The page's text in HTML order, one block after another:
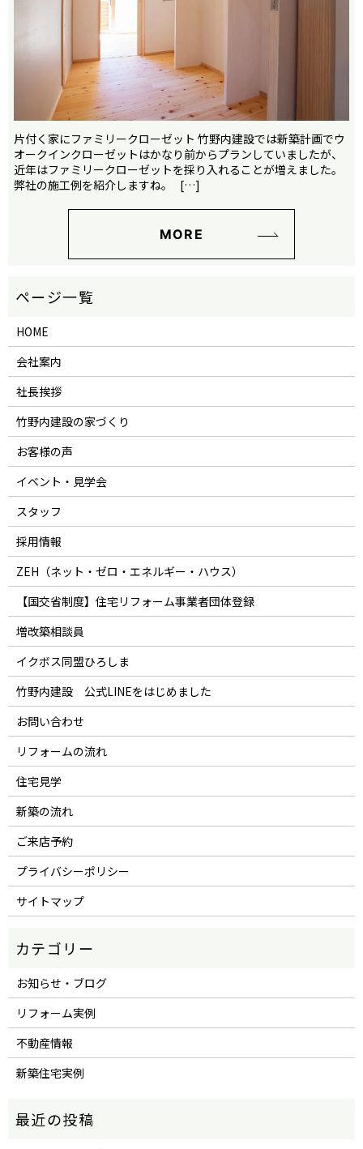
片付く家にファミリークローゼット 竹野内建設では新築計画でウ
オークインクローゼットはかなり前からプランしていましたが、
近年はファミリークローゼットを採り入れることが増えました。
弊社の施工例を紹介しますね。 […]
MORE
HOME
会社案内
社長挨拶
竹野内建設の家づくり
お客様の声
イベント・見学会
スタッフ
採用情報
ZEH（ネット・ゼロ・エネルギー・ハウス）
【国交省制度】住宅リフォーム事業者団体登録
増改築相談員
イクボス同盟ひろしま
竹野内建設 公式LINEをはじめました
お問い合わせ
リフォームの流れ
住宅見学
新築の流れ
ご来店予約
プライバシーポリシー
サイトマップ
お知らせ・ブログ
リフォーム実例
不動産情報
新築住宅実例